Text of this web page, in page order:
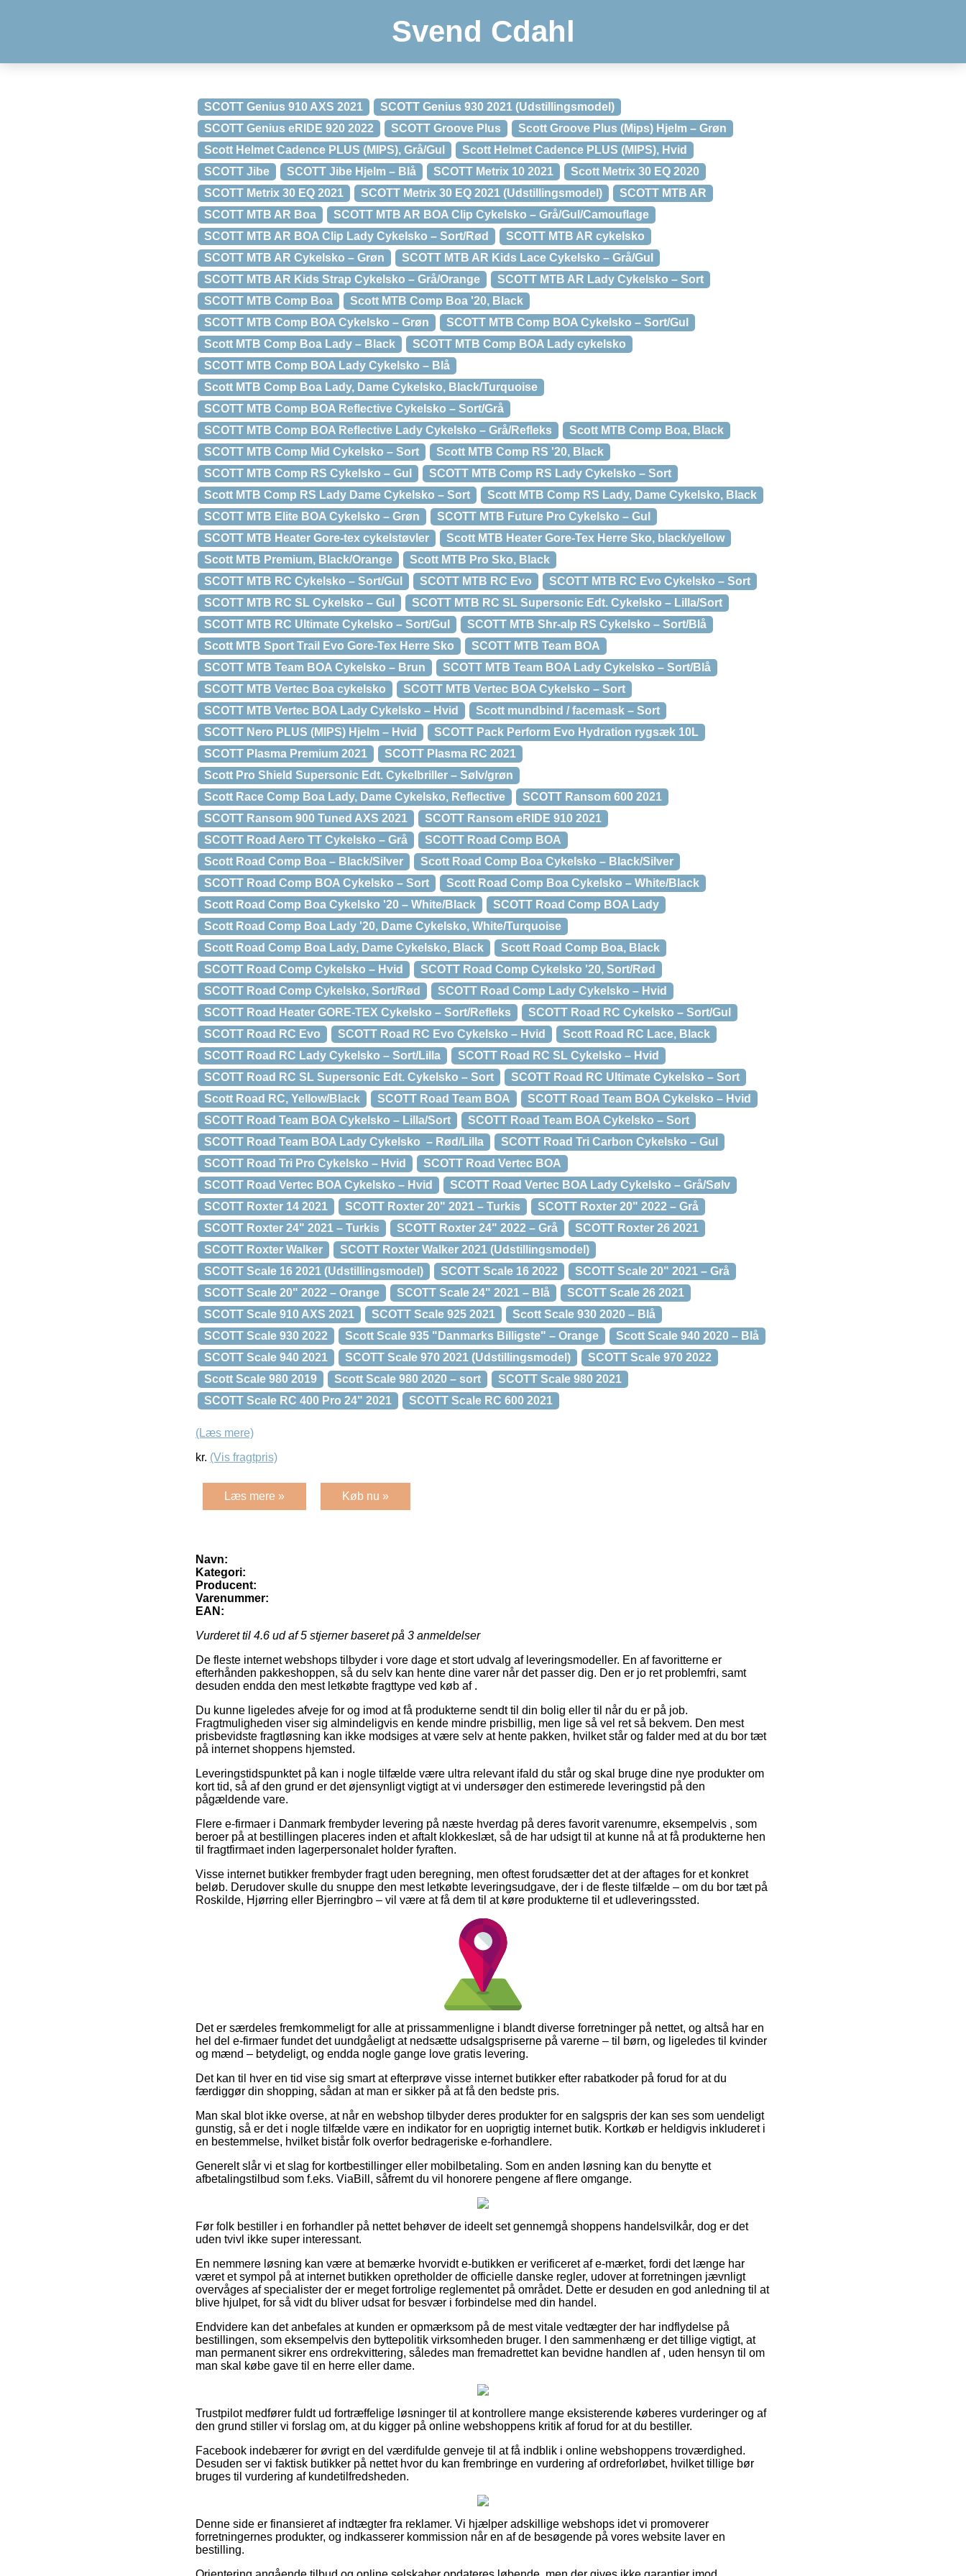
Svend Cdahl
SCOTT Genius 910 AXS 2021
SCOTT Genius 930 2021 (Udstillingsmodel)
SCOTT Genius eRIDE 920 2022
SCOTT Groove Plus
Scott Groove Plus (Mips) Hjelm – Grøn
Scott Helmet Cadence PLUS (MIPS), Grå/Gul
Scott Helmet Cadence PLUS (MIPS), Hvid
SCOTT Jibe
SCOTT Jibe Hjelm – Blå SCOTT Metrix 10 2021
Scott Metrix 30 EQ 2020
SCOTT Metrix 30 EQ 2021
SCOTT Metrix 30 EQ 2021 (Udstillingsmodel)
SCOTT MTB AR
SCOTT MTB AR Boa
SCOTT MTB AR BOA Clip Cykelsko – Grå/Gul/Camouflage
SCOTT MTB AR BOA Clip Lady Cykelsko – Sort/Rød
SCOTT MTB AR cykelsko
SCOTT MTB AR Cykelsko – Grøn
SCOTT MTB AR Kids Lace Cykelsko – Grå/Gul
SCOTT MTB AR Kids Strap Cykelsko – Grå/Orange
SCOTT MTB AR Lady Cykelsko – Sort
SCOTT MTB Comp Boa
Scott MTB Comp Boa '20, Black
SCOTT MTB Comp BOA Cykelsko – Grøn
SCOTT MTB Comp BOA Cykelsko – Sort/Gul
Scott MTB Comp Boa Lady – Black
SCOTT MTB Comp BOA Lady cykelsko
SCOTT MTB Comp BOA Lady Cykelsko – Blå
Scott MTB Comp Boa Lady, Dame Cykelsko, Black/Turquoise
SCOTT MTB Comp BOA Reflective Cykelsko – Sort/Grå
SCOTT MTB Comp BOA Reflective Lady Cykelsko – Grå/Refleks
Scott MTB Comp Boa, Black
SCOTT MTB Comp Mid Cykelsko – Sort
Scott MTB Comp RS '20, Black
SCOTT MTB Comp RS Cykelsko – Gul
SCOTT MTB Comp RS Lady Cykelsko – Sort
Scott MTB Comp RS Lady Dame Cykelsko – Sort
Scott MTB Comp RS Lady, Dame Cykelsko, Black
SCOTT MTB Elite BOA Cykelsko – Grøn
SCOTT MTB Future Pro Cykelsko – Gul
SCOTT MTB Heater Gore-tex cykelstøvler
Scott MTB Heater Gore-Tex Herre Sko, black/yellow
Scott MTB Premium, Black/Orange
Scott MTB Pro Sko, Black
SCOTT MTB RC Cykelsko – Sort/Gul
SCOTT MTB RC Evo
SCOTT MTB RC Evo Cykelsko – Sort
SCOTT MTB RC SL Cykelsko – Gul
SCOTT MTB RC SL Supersonic Edt. Cykelsko – Lilla/Sort
SCOTT MTB RC Ultimate Cykelsko – Sort/Gul
SCOTT MTB Shr-alp RS Cykelsko – Sort/Blå
Scott MTB Sport Trail Evo Gore-Tex Herre Sko
SCOTT MTB Team BOA
SCOTT MTB Team BOA Cykelsko – Brun
SCOTT MTB Team BOA Lady Cykelsko – Sort/Blå
SCOTT MTB Vertec Boa cykelsko
SCOTT MTB Vertec BOA Cykelsko – Sort
SCOTT MTB Vertec BOA Lady Cykelsko – Hvid
Scott mundbind / facemask – Sort
SCOTT Nero PLUS (MIPS) Hjelm – Hvid
SCOTT Pack Perform Evo Hydration rygsæk 10L
SCOTT Plasma Premium 2021
SCOTT Plasma RC 2021
Scott Pro Shield Supersonic Edt. Cykelbriller – Sølv/grøn
Scott Race Comp Boa Lady, Dame Cykelsko, Reflective
SCOTT Ransom 600 2021
SCOTT Ransom 900 Tuned AXS 2021
SCOTT Ransom eRIDE 910 2021
SCOTT Road Aero TT Cykelsko – Grå
SCOTT Road Comp BOA
Scott Road Comp Boa – Black/Silver
Scott Road Comp Boa Cykelsko – Black/Silver
SCOTT Road Comp BOA Cykelsko – Sort
Scott Road Comp Boa Cykelsko – White/Black
Scott Road Comp Boa Cykelsko '20 – White/Black
SCOTT Road Comp BOA Lady
Scott Road Comp Boa Lady '20, Dame Cykelsko, White/Turquoise
Scott Road Comp Boa Lady, Dame Cykelsko, Black
Scott Road Comp Boa, Black
SCOTT Road Comp Cykelsko – Hvid
SCOTT Road Comp Cykelsko '20, Sort/Rød
SCOTT Road Comp Cykelsko, Sort/Rød
SCOTT Road Comp Lady Cykelsko – Hvid
SCOTT Road Heater GORE-TEX Cykelsko – Sort/Refleks
SCOTT Road RC Cykelsko – Sort/Gul
SCOTT Road RC Evo
SCOTT Road RC Evo Cykelsko – Hvid
Scott Road RC Lace, Black
SCOTT Road RC Lady Cykelsko – Sort/Lilla
SCOTT Road RC SL Cykelsko – Hvid
SCOTT Road RC SL Supersonic Edt. Cykelsko – Sort
SCOTT Road RC Ultimate Cykelsko – Sort
Scott Road RC, Yellow/Black
SCOTT Road Team BOA
SCOTT Road Team BOA Cykelsko – Hvid
SCOTT Road Team BOA Cykelsko – Lilla/Sort
SCOTT Road Team BOA Cykelsko – Sort
SCOTT Road Team BOA Lady Cykelsko – Rød/Lilla
SCOTT Road Tri Carbon Cykelsko – Gul
SCOTT Road Tri Pro Cykelsko – Hvid
SCOTT Road Vertec BOA
SCOTT Road Vertec BOA Cykelsko – Hvid
SCOTT Road Vertec BOA Lady Cykelsko – Grå/Sølv
SCOTT Roxter 14 2021
SCOTT Roxter 20" 2021 – Turkis
SCOTT Roxter 20" 2022 – Grå
SCOTT Roxter 24" 2021 – Turkis
SCOTT Roxter 24" 2022 – Grå
SCOTT Roxter 26 2021
SCOTT Roxter Walker
SCOTT Roxter Walker 2021 (Udstillingsmodel)
SCOTT Scale 16 2021 (Udstillingsmodel)
SCOTT Scale 16 2022
SCOTT Scale 20" 2021 – Grå
SCOTT Scale 20" 2022 – Orange
SCOTT Scale 24" 2021 – Blå
SCOTT Scale 26 2021
SCOTT Scale 910 AXS 2021
SCOTT Scale 925 2021
Scott Scale 930 2020 – Blå
SCOTT Scale 930 2022
Scott Scale 935 "Danmarks Billigste" – Orange
Scott Scale 940 2020 – Blå
SCOTT Scale 940 2021
SCOTT Scale 970 2021 (Udstillingsmodel)
SCOTT Scale 970 2022
Scott Scale 980 2019
Scott Scale 980 2020 – sort
SCOTT Scale 980 2021
SCOTT Scale RC 400 Pro 24" 2021
SCOTT Scale RC 600 2021
(Læs mere)
kr. (Vis fragtpris)
Læs mere » Køb nu »
Navn:
Kategori:
Producent:
Varenummer:
EAN:
Vurderet til 4.6 ud af 5 stjerner baseret på 3 anmeldelser
De fleste internet webshops tilbyder i vore dage et stort udvalg af leveringsmodeller. En af favoritterne er
efterhånden pakkeshoppen, så du selv kan hente dine varer når det passer dig. Den er jo ret problemfri, samt
desuden endda den mest letkøbte fragttype ved køb af .
Du kunne ligeledes afveje for og imod at få produkterne sendt til din bolig eller til når du er på job.
Fragtmuligheden viser sig almindeligvis en kende mindre prisbillig, men lige så vel ret så bekvem. Den mest
prisbevidste fragtløsning kan ikke modsiges at være selv at hente pakken, hvilket står og falder med at du bor tæt
på internet shoppens hjemsted.
Leveringstidspunktet på kan i nogle tilfælde være ultra relevant ifald du står og skal bruge dine nye produkter om
kort tid, så af den grund er det øjensynligt vigtigt at vi undersøger den estimerede leveringstid på den
pågældende vare.
Flere e-firmaer i Danmark frembyder levering på næste hverdag på deres favorit varenumre, eksempelvis , som
beroer på at bestillingen placeres inden et aftalt klokkeslæt, så de har udsigt til at kunne nå at få produkterne hen
til fragtfirmaet inden lagerpersonalet holder fyraften.
Visse internet butikker frembyder fragt uden beregning, men oftest forudsætter det at der aftages for et konkret
beløb. Derudover skulle du snuppe den mest letkøbte leveringsudgave, der i de fleste tilfælde – om du bor tæt på
Roskilde, Hjørring eller Bjerringbro – vil være at få dem til at køre produkterne til et udleveringssted.
Det er særdeles fremkommeligt for alle at prissammenligne i blandt diverse forretninger på nettet, og altså har en
hel del e-firmaer fundet det uundgåeligt at nedsætte udsalgspriserne på varerne – til børn, og ligeledes til kvinder
og mænd – betydeligt, og endda nogle gange love gratis levering.
Det kan til hver en tid vise sig smart at efterprøve visse internet butikker efter rabatkoder på forud for at du
færdiggør din shopping, sådan at man er sikker på at få den bedste pris.
Man skal blot ikke overse, at når en webshop tilbyder deres produkter for en salgspris der kan ses som uendeligt
gunstig, så er det i nogle tilfælde være en indikator for en uoprigtig internet butik. Kortkøb er heldigvis inkluderet i
en bestemmelse, hvilket bistår folk overfor bedrageriske e-forhandlere.
Generelt slår vi et slag for kortbestillinger eller mobilbetaling. Som en anden løsning kan du benytte et
afbetalingstilbud som f.eks. ViaBill, såfremt du vil honorere pengene af flere omgange.
Før folk bestiller i en forhandler på nettet behøver de ideelt set gennemgå shoppens handelsvilkår, dog er det
uden tvivl ikke super interessant.
En nemmere løsning kan være at bemærke hvorvidt e-butikken er verificeret af e-mærket, fordi det længe har
været et sympol på at internet butikken opretholder de officielle danske regler, udover at forretningen jævnligt
overvåges af specialister der er meget fortrolige reglementet på området. Dette er desuden en god anledning til at
blive hjulpet, for så vidt du bliver udsat for besvær i forbindelse med din handel.
Endvidere kan det anbefales at kunden er opmærksom på de mest vitale vedtægter der har indflydelse på
bestillingen, som eksempelvis den byttepolitik virksomheden bruger. I den sammenhæng er det tillige vigtigt, at
man permanent sikrer ens ordrekvittering, således man fremadrettet kan bevidne handlen af , uden hensyn til om
man skal købe gave til en herre eller dame.
Trustpilot medfører fuldt ud fortræffelige løsninger til at kontrollere mange eksisterende køberes vurderinger og af
den grund stiller vi forslag om, at du kigger på online webshoppens kritik af forud for at du bestiller.
Facebook indebærer for øvrigt en del værdifulde genveje til at få indblik i online webshoppens troværdighed.
Desuden ser vi faktisk butikker på nettet hvor du kan frembringe en vurdering af ordreforløbet, hvilket tillige bør
bruges til vurdering af kundetilfredsheden.
Denne side er finansieret af indtægter fra reklamer. Vi hjælper adskillige webshops idet vi promoverer
forretningernes produkter, og indkasserer kommission når en af de besøgende på vores website laver en
bestilling.